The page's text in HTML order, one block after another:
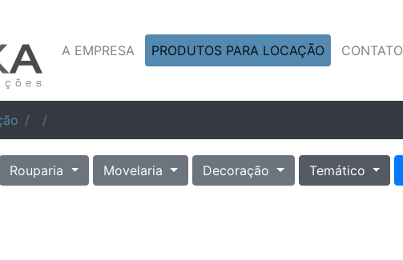
A EMPRESA PRODUTOS PARA LOCAÇÃO CONTATO
Rouparia Movelaria Decoração Temático